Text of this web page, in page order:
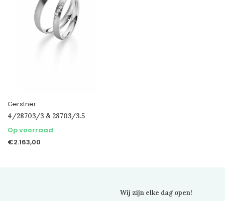
Gerstner
4/28703/3 & 28703/3.5
Op voorraad
€2.163,00
Wij zijn elke dag open!